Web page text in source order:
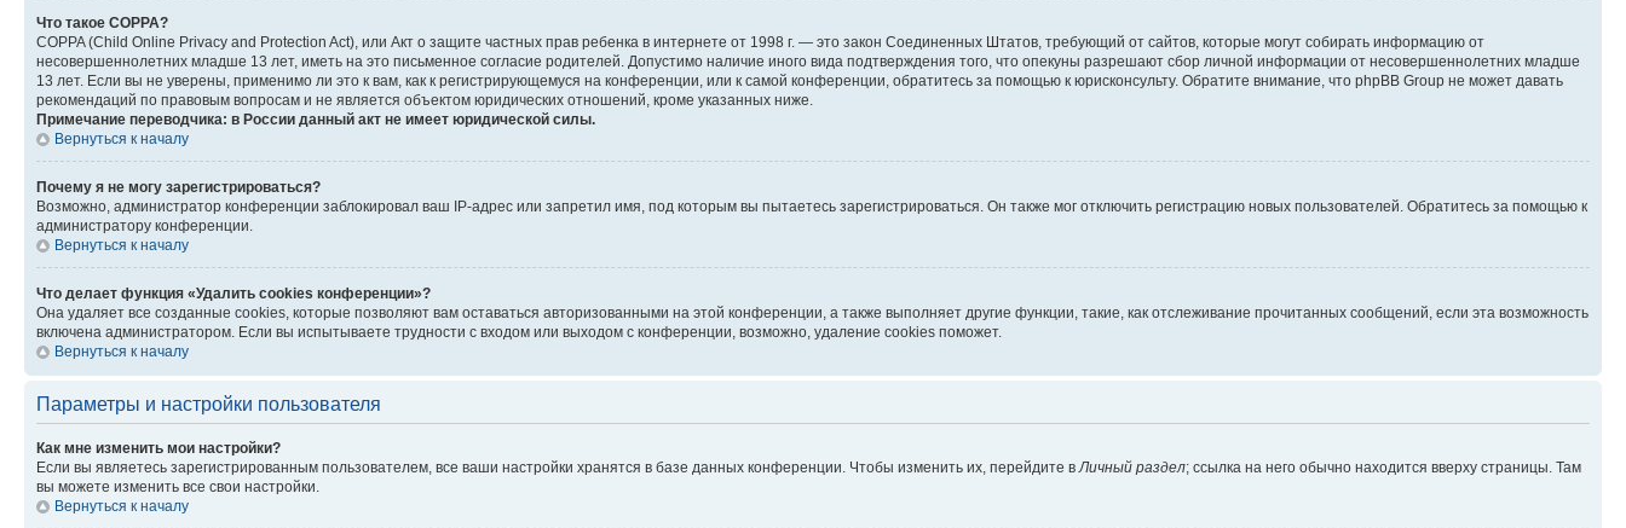
Что такое COPPA?
COPPA (Child Online Privacy and Protection Act), или Акт о защите частных прав ребенка в интернете от 1998 г. — это закон Соединенных Штатов, требующий от сайтов, которые могут собирать информацию от
несовершеннолетних младше 13 лет, иметь на это письменное согласие родителей. Допустимо наличие иного вида подтверждения того, что опекуны разрешают сбор личной информации от несовершеннолетних младше
13 лет. Если вы не уверены, применимо ли это к вам, как к регистрирующемуся на конференции, или к самой конференции, обратитесь за помощью к юрисконсульту. Обратите внимание, что phpBB Group не может давать
рекомендаций по правовым вопросам и не является объектом юридических отношений, кроме указанных ниже.
Примечание переводчика: в России данный акт не имеет юридической силы.
Вернуться к началу
Почему я не могу зарегистрироваться?
Возможно, администратор конференции заблокировал ваш IP-адрес или запретил имя, под которым вы пытаетесь зарегистрироваться. Он также мог отключить регистрацию новых пользователей. Обратитесь за помощью к
администратору конференции.
Вернуться к началу
Что делает функция «Удалить cookies конференции»?
Она удаляет все созданные cookies, которые позволяют вам оставаться авторизованными на этой конференции, а также выполняет другие функции, такие, как отслеживание прочитанных сообщений, если эта возможность
включена администратором. Если вы испытываете трудности с входом или выходом с конференции, возможно, удаление cookies поможет.
Вернуться к началу
Параметры и настройки пользователя
Как мне изменить мои настройки?
Если вы являетесь зарегистрированным пользователем, все ваши настройки хранятся в базе данных конференции. Чтобы изменить их, перейдите в Личный раздел; ссылка на него обычно находится вверху страницы. Там
вы можете изменить все свои настройки.
Вернуться к началу